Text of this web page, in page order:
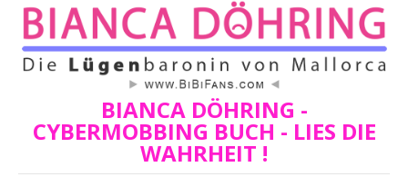
BIANCA DÖHRING -
CYBERMOBBING BUCH - LIES DIE
WAHRHEIT !